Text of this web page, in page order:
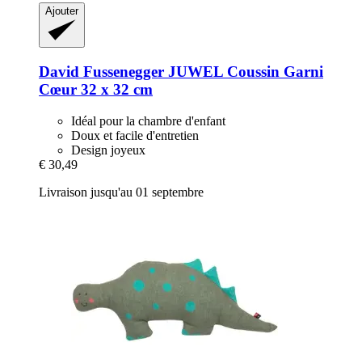
Ajouter
David Fussenegger JUWEL Coussin Garni
Cœur 32 x 32 cm
Idéal pour la chambre d'enfant
Doux et facile d'entretien
Design joyeux
€ 30,49
Livraison jusqu'au 01 septembre